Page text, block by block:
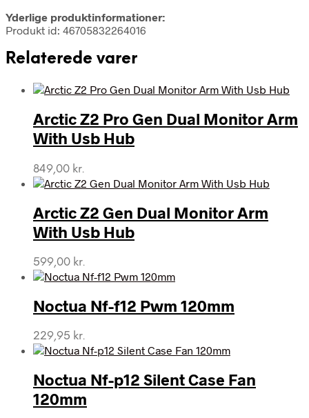
Yderlige produktinformationer:
Produkt id: 46705832264016
Relaterede varer
Arctic Z2 Pro Gen Dual Monitor Arm
With Usb Hub
849,00 kr.
Arctic Z2 Gen Dual Monitor Arm
With Usb Hub
599,00 kr.
Noctua Nf-f12 Pwm 120mm
229,95 kr.
Noctua Nf-p12 Silent Case Fan
120mm